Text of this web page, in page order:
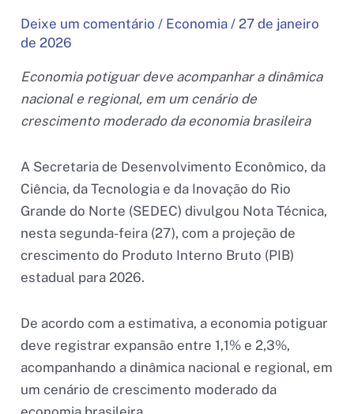
Deixe um comentário / Economia / 27 de janeiro
de 2026
Economia potiguar deve acompanhar a dinâmica
nacional e regional, em um cenário de
crescimento moderado da economia brasileira
A Secretaria de Desenvolvimento Econômico, da
Ciência, da Tecnologia e da Inovação do Rio
Grande do Norte (SEDEC) divulgou Nota Técnica,
nesta segunda-feira (27), com a projeção de
crescimento do Produto Interno Bruto (PIB)
estadual para 2026.
De acordo com a estimativa, a economia potiguar
deve registrar expansão entre 1,1% e 2,3%,
acompanhando a dinâmica nacional e regional, em
um cenário de crescimento moderado da